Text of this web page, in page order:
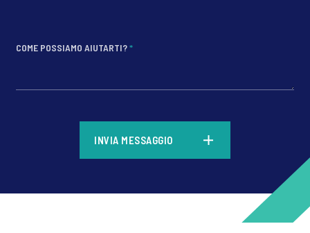
COME POSSIAMO AIUTARTI?*
INVIA MESSAGGIO